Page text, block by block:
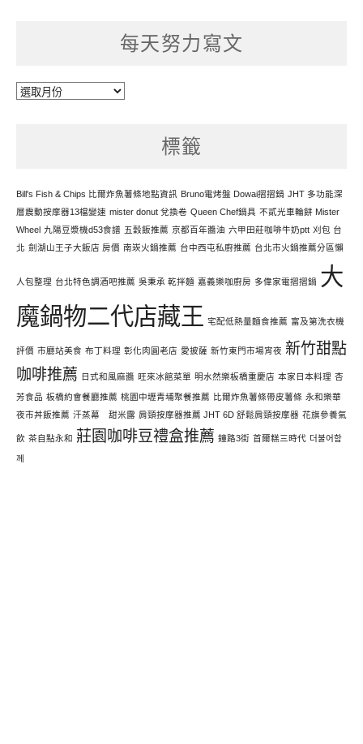
每天努力寫文
每
標籤
Bill's Fish & Chips 比爾炸魚薯條地點資訊 Bruno電烤盤 Dowai摺摺鍋 JHT 多功能深
層震動按摩器13檔變速 mister donut 兌換卷 Queen Chef鍋具 不貳光車輪餅 Mister
Wheel 九陽豆漿機d53食譜 五穀飯推薦 京都百年醬油 六甲田莊咖啡牛奶ptt 刈包 台
北 劍湖山王子大飯店 房價 南崁火鍋推薦 台中西屯私廚推薦 台北市火鍋推薦分區懶
人包整理 台北特色調酒吧推薦 吳秉承 乾拌麵 嘉義樂咖廚房 多偉家電摺摺鍋 大
魔鍋物二代店藏王 宅配低熱量麵食推薦 富及第洗衣機
評價 市廳站美食 布丁料理 彰化肉圓老店 愛披薩 新竹東門市場宵夜 新竹甜點
咖啡推薦 日式和風麻醬 旺來冰館菜單 明水然樂板橋重慶店 本家日本料理 杏
芳食品 板橋約會餐廳推薦 桃園中壢青埔聚餐推薦 比爾炸魚薯條帶皮薯條 永和樂華
夜市丼飯推薦 汗蒸幕 甜米露 肩頸按摩器推薦 JHT 6D 舒鬆肩頸按摩器 花旗參養氣
飲 茶自點永和 莊園咖啡豆禮盒推薦 鐘路3街 首爾糕三時代 더불어함
께